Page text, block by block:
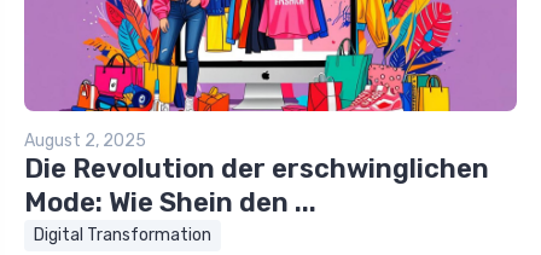
August 2, 2025
Die Revolution der erschwinglichen
Mode: Wie Shein den ...
Digital Transformation